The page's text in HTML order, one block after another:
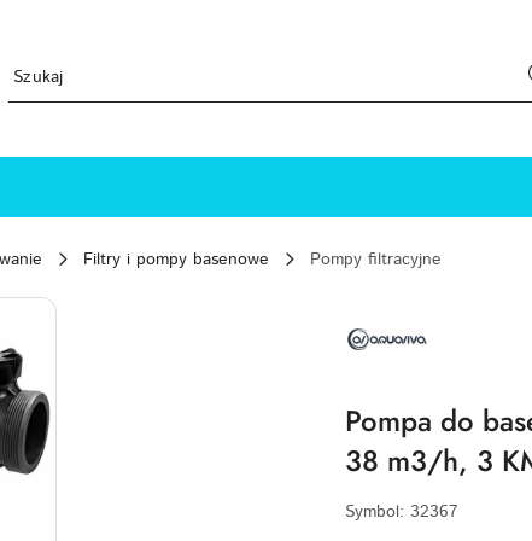
Filtry i pompy basenowe
Pompy filtracyjne
AQUAVIVA
Pompa do
38 m3/h, 3
Symbol: 32367